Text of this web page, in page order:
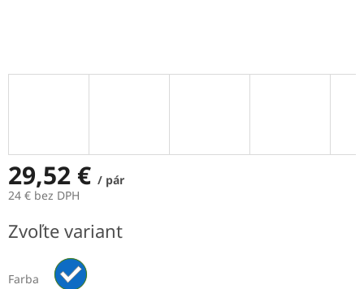
29,52 € / pár
24 € bez DPH
cena:
Zvoľte variant
Farba